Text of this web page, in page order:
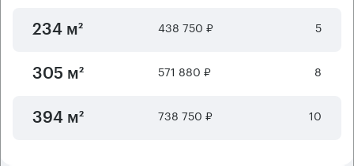
234 м² 438 750 ₽ 5
305 м² 571 880 ₽ 8
394 м² 738 750 ₽ 10